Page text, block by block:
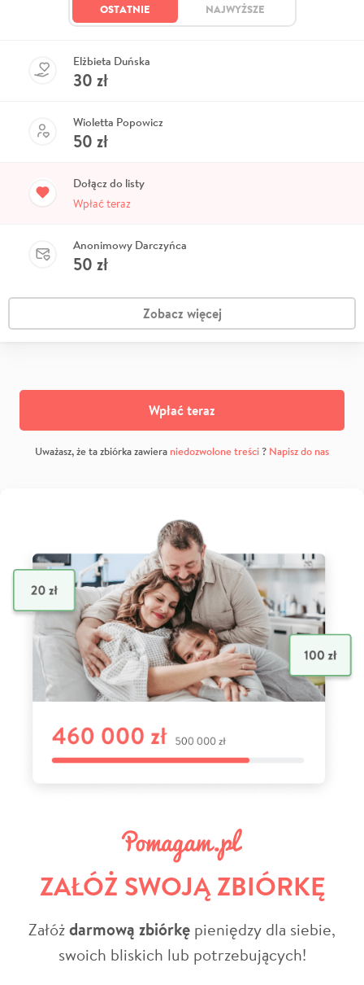
OSTATNIE NAJWYŻSZE
Elżbieta Duńska
30 zł
Wioletta Popowicz
50 zł
Dołącz do listy
Wpłać teraz
Anonimowy Darczyńca
50 zł
Zobacz więcej
Wpłać teraz
Uważasz, że ta zbiórka zawiera niedozwolone treści? Napisz do nas
ZAŁÓŻ SWOJĄ ZBIÓRKĘ
Załóżdarmową zbiórkę pieniędzy dla siebie,
swoich bliskich lub potrzebujących!